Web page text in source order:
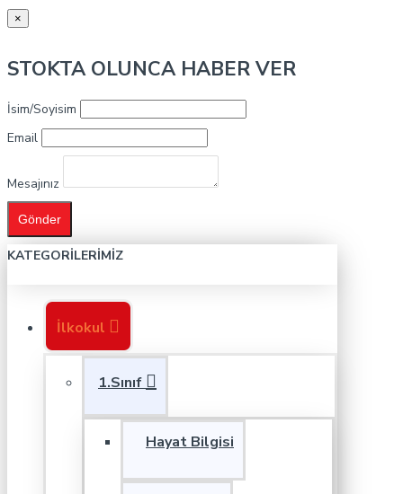
×
STOKTA OLUNCA HABER VER
İsim/Soyisim
Email
Mesajınız
Gönder
KATEGORILERIMIZ
İlkokul
1.Sınıf
Hayat Bilgisi